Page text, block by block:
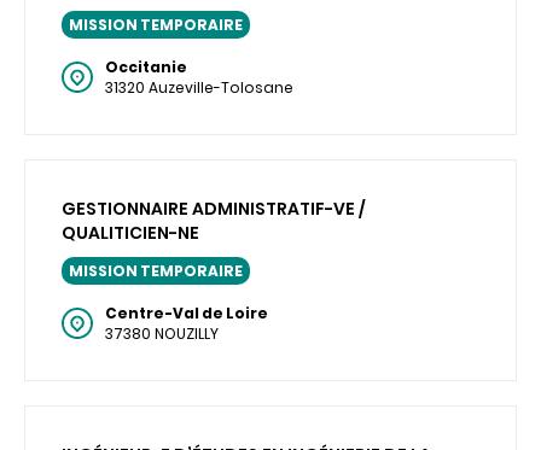
MISSION TEMPORAIRE
Occitanie
31320 Auzeville-Tolosane
GESTIONNAIRE ADMINISTRATIF-VE /
QUALITICIEN-NE
MISSION TEMPORAIRE
Centre-Val de Loire
37380 NOUZILLY